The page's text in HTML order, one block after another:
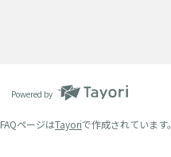
Powered by
ページはTayoriで作成されています。